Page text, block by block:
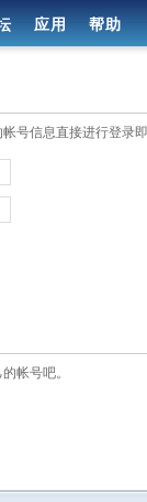
应用 帮助
号信息直接进行登录
帐号吧。